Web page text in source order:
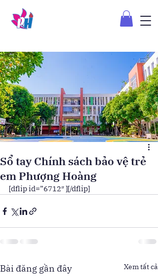
Sổ tay Chính sách bảo vệ trẻ
em Phượng Hoàng
[dflip id=”6712″ ][/dflip]
Bài đăng gần đây Xem tất cả